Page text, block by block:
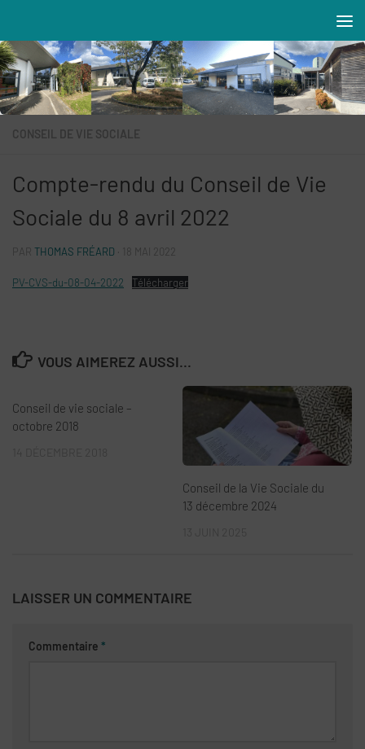
Résidences MAREVA
CONSEIL DE VIE SOCIALE
Compte-rendu du Conseil de Vie
Sociale du 8 avril 2022
THOMAS FRÉARD 18 MAI 2022
PV-CVS-du-08-04-2022 Télécharger
VOUS AIMEREZ AUSSI...
Conseil de vie sociale –
octobre 2018
Conseil de la Vie Sociale du
13 décembre 2024
LAISSER UN COMMENTAIRE
Commentaire *